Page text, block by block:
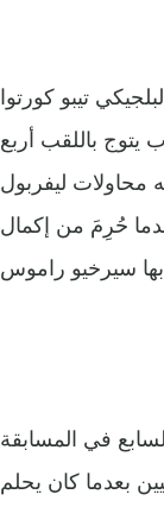
تيبو كورتوا
يتوج باللقب أربع
محاولات ليفربول
حُرِمَ من إكمال
في المسابقة
بعدما كان يحلم